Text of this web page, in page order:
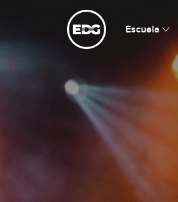
Escuela
Escuela de Guitarristas